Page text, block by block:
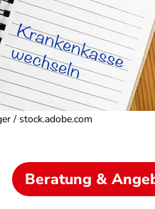
/ stock.adobe.com
Beratung &